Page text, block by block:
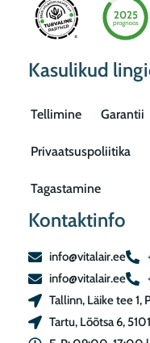
Kasulikud
Tellimine Garantii
Privaatsuspoliitika
Tagastamine
Kontaktinfo
info@vitalair.ee
info@vitalair.ee
Tallinn, Läike tee 1,
Tartu, Lõõtsa 6,